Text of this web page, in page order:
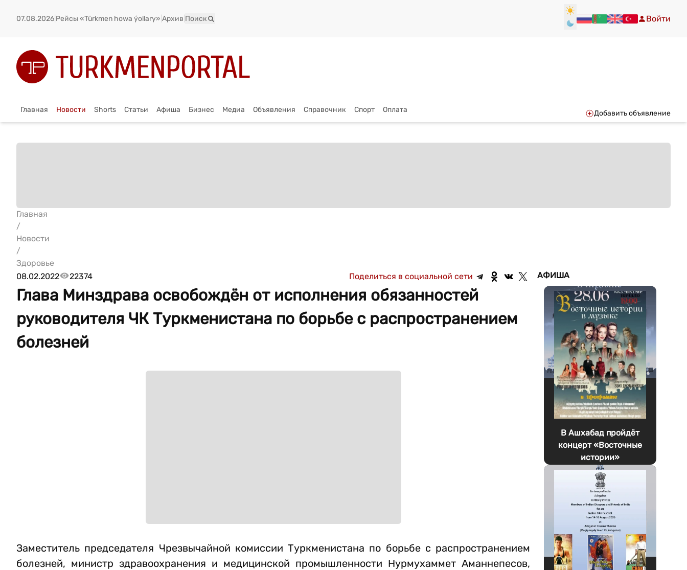
07.08.2026 Рейсы «Türkmen howa ýollary» Архив Поиск Войти
Главная Новости Shorts Статьи Афиша Бизнес Медиа Объявления Справочник Спорт Оплата Добавить объявление
Главная
/
Новости
/
Здоровье
08.02.2022
22374 Поделиться в социальной сети
Глава Минздрава освобождён от исполнения обязанностей
руководителя ЧК Туркменистана по борьбе с распространением
болезней
Заместитель председателя Чрезвычайной комиссии Туркменистана по борьбе с распространением
болезней, министр здравоохранения и медицинской промышленности Нурмухаммет Аманнепесов,
АФИША
В Ашхабад пройдёт
концерт «Восточные
истории»